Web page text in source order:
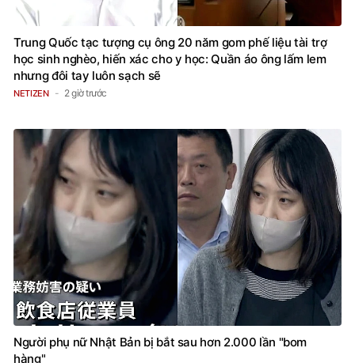
Trung Quốc tạc tượng cụ ông 20 năm gom phế liệu tài trợ
học sinh nghèo, hiến xác cho y học: Quần áo ông lấm lem
nhưng đôi tay luôn sạch sẽ
NETIZEN 2 giờ trước
Người phụ nữ Nhật Bản bị bắt sau hơn 2.000 lần "bom
hàng"